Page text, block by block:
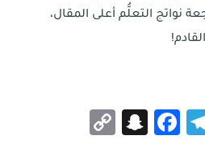
نواتج التعلُّم أعلى المقال،
Telegram
Facebook
Snapchat